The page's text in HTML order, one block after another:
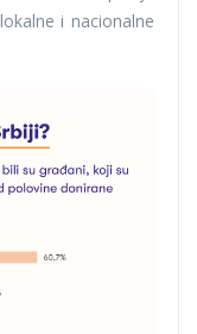
i nacionalne